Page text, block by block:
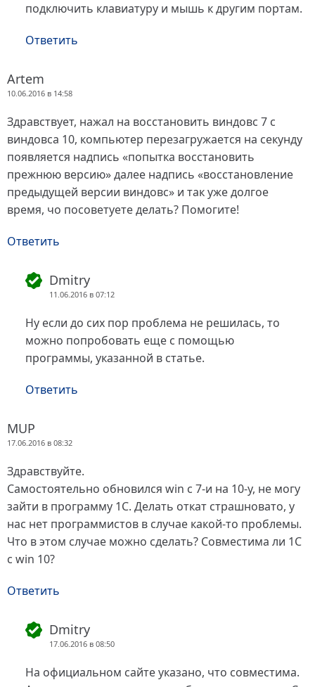
подключить клавиатуру и мышь к другим портам.
Ответить
Artem
10.06.2016 в 14:58
Здравствует, нажал на восстановить виндовс 7 с
виндовса 10, компьютер перезагружается на секунду
появляется надпись «попытка восстановить
прежнюю версию» далее надпись «восстановление
предыдущей версии виндовс» и так уже долгое
время, чо посоветуете делать? Помогите!
Ответить
Dmitry
11.06.2016 в 07:12
Ну если до сих пор проблема не решилась, то
можно попробовать еще с помощью
программы, указанной в статье.
Ответить
MUP
17.06.2016 в 08:32
Здравствуйте.
Самостоятельно обновился win с 7-и на 10-у, не могу
зайти в программу 1С. Делать откат страшновато, у
нас нет программистов в случае какой-то проблемы.
Что в этом случае можно сделать? Cовместима ли 1С
с win 10?
Ответить
Dmitry
17.06.2016 в 08:50
На официальном сайте указано, что совместима.